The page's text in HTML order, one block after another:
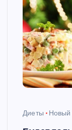
Диеты Новый